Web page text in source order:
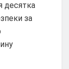
десятка
за